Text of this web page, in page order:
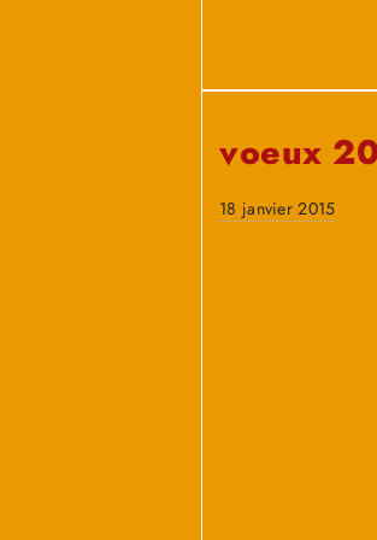
voeux
18 janvier 2015